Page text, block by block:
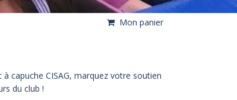
Mon panier
capuche CISAG, marquez votre soutien
du club !